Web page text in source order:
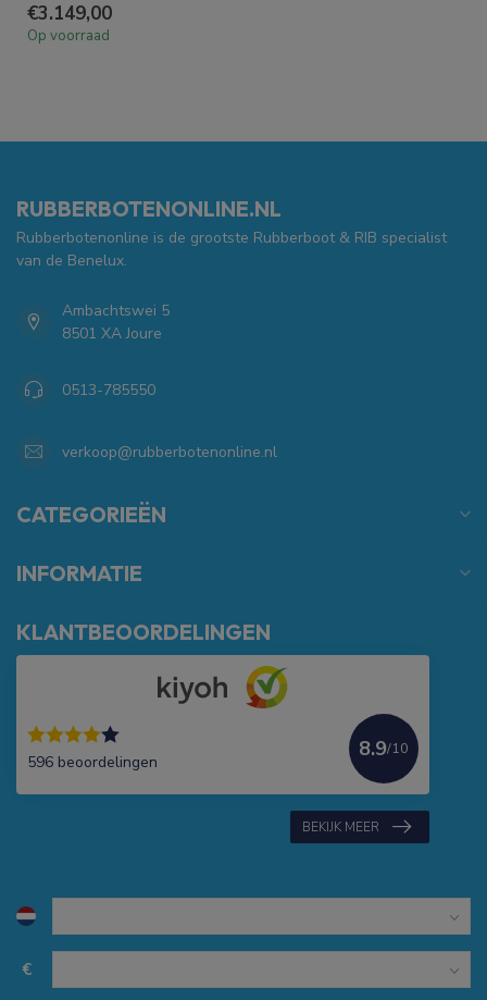
€3.149,00
Op voorraad
RUBBERBOTENONLINE.NL
Rubberbotenonline is de grootste Rubberboot & RIB specialist
van de Benelux.
Ambachtswei 5
8501 XA Joure
0513-785550
verkoop@rubberbotenonline.nl
CATEGORIEËN
INFORMATIE
KLANTBEOORDELINGEN
596 beoordelingen
8.9/10
BEKIJK MEER
€